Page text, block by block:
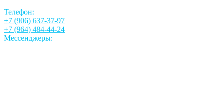
Телефон:
+7 (906) 637-37-97
+7 (964) 484-44-24
Мессенджеры: